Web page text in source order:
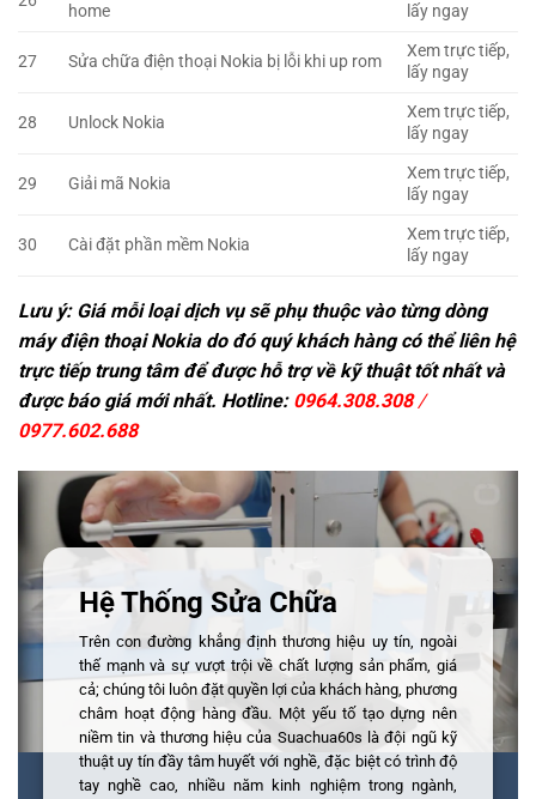
home lấy ngay
27 Sửa chữa điện thoại Nokia bị lỗi khi up rom
Xem trực tiếp,
lấy ngay
28 Unlock Nokia
Xem trực tiếp,
lấy ngay
29 Giải mã Nokia
Xem trực tiếp,
lấy ngay
30 Cài đặt phần mềm Nokia
Xem trực tiếp,
lấy ngay
Lưu ý: Giá mỗi loại dịch vụ sẽ phụ thuộc vào từng dòng
máy điện thoại Nokia do đó quý khách hàng có thể liên hệ
trực tiếp trung tâm để được hỗ trợ về kỹ thuật tốt nhất và
được báo giá mới nhất. Hotline: 0964.308.308/
0977.602.688
Hệ Thống Sửa Chữa
Trên con đường khẳng định thương hiệu uy tín, ngoài
thế mạnh và sự vượt trội về chất lượng sản phẩm, giá
cả; chúng tôi luôn đặt quyền lợi của khách hàng, phương
châm hoạt động hàng đầu. Một yếu tố tạo dựng nên
niềm tin và thương hiệu của Suachua60s là đội ngũ kỹ
thuật uy tín đầy tâm huyết với nghề, đặc biệt có trình độ
tay nghề cao, nhiều năm kinh nghiệm trong ngành,